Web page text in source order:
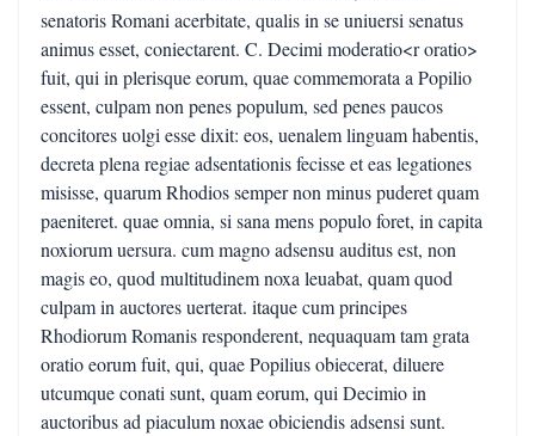
senatoris Romani acerbitate, qualis in se uniuersi senatus
animus esset, coniectarent. C. Decimi moderatio<r oratio>
fuit, qui in plerisque eorum, quae commemorata a Popilio
essent, culpam non penes populum, sed penes paucos
concitores uolgi esse dixit: eos, uenalem linguam habentis,
decreta plena regiae adsentationis fecisse et eas legationes
misisse, quarum Rhodios semper non minus puderet quam
paeniteret. quae omnia, si sana mens populo foret, in capita
noxiorum uersura. cum magno adsensu auditus est, non
magis eo, quod multitudinem noxa leuabat, quam quod
culpam in auctores uerterat. itaque cum principes
Rhodiorum Romanis responderent, nequaquam tam grata
oratio eorum fuit, qui, quae Popilius obiecerat, diluere
utcumque conati sunt, quam eorum, qui Decimio in
auctoribus ad piaculum noxae obiciendis adsensi sunt.